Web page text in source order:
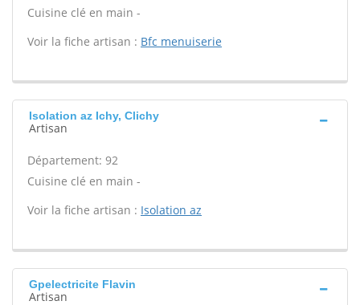
Cuisine clé en main -
Voir la fiche artisan : Bfc menuiserie
Isolation az Ichy, Clichy
Artisan
Département: 92
Cuisine clé en main -
Voir la fiche artisan : Isolation az
Gpelectricite Flavin
Artisan